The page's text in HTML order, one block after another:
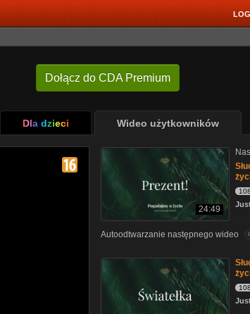
Dołącz do CDA Premium
Dla dzieci Wideo użytkowników
24:49
Autoodtwarzanie następnego wideo